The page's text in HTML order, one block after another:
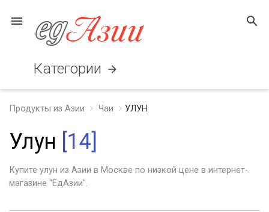
menu search
Категории arrow_forward
Продукты из Азии Чаи УЛУН
Улун [14]
Купите улун из Азии в Москве по низкой цене в интернет-
магазине "ЕдАзии".